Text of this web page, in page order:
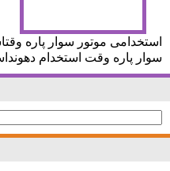
استخدامی موتور سوار پاره
سوار پاره وقت استخدام
برای: